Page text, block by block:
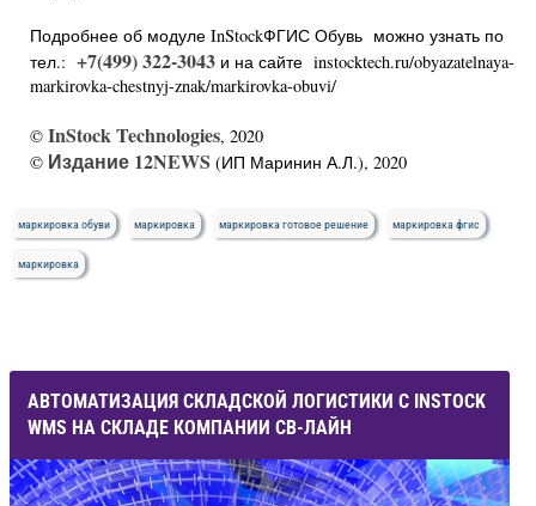
Подробнее об модуле InStockФГИС Обувь можно узнать по
тел.: +7(499) 322-3043 и на сайте instocktech.ru/obyazatelnaya-
markirovka-chestnyj-znak/markirovka-obuvi/
© InStock Technologies, 2020
© Издание 12NEWS (ИП Маринин А.Л.), 2020
маркировка обуви маркировка маркировка готовое решение маркировка фгис
маркировка
АВТОМАТИЗАЦИЯ СКЛАДСКОЙ ЛОГИСТИКИ С INSTOCK
WMS НА СКЛАДЕ КОМПАНИИ СВ-ЛАЙН